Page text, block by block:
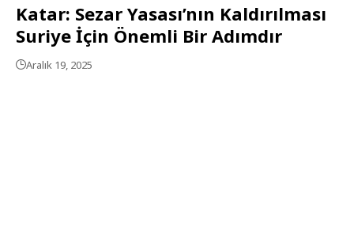
Katar: Sezar Yasası’nın Kaldırılması
Suriye İçin Önemli Bir Adımdır
Aralık 19, 2025